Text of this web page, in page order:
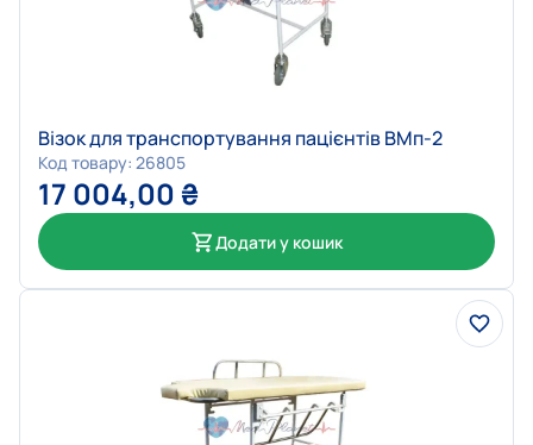
Візок для транспортування пацієнтів ВМп-2
Код товару: 26805
17 004,00 ₴
Додати у кошик